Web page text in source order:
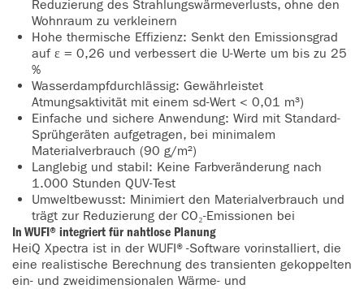
Reduzierung des Strahlungswärmeverlusts, ohne den
Wohnraum zu verkleinern
Hohe thermische Effizienz: Senkt den Emissionsgrad
auf ε = 0,26 und verbessert die U-Werte um bis zu 25
%
Wasserdampfdurchlässig: Gewährleistet
Atmungsaktivität mit einem sd-Wert < 0,01 m³)
Einfache und sichere Anwendung: Wird mit Standard-
Sprühgeräten aufgetragen, bei minimalem
Materialverbrauch (90 g/m²)
Langlebig und stabil: Keine Farbveränderung nach
1.000 Stunden QUV-Test
Umweltbewusst: Minimiert den Materialverbrauch und
trägt zur Reduzierung der CO₂-Emissionen bei
In WUFI® integriert für nahtlose Planung
HeiQ Xpectra ist in der WUFI®-Software vorinstalliert, die
eine realistische Berechnung des transienten gekoppelten
ein- und zweidimensionalen Wärme- und